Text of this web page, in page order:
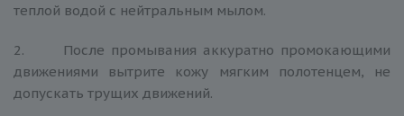
теплой водой с нейтральным мылом.
2. После промывания аккуратно промокающими
движениями вытрите кожу мягким полотенцем, не
допускать трущих движений.